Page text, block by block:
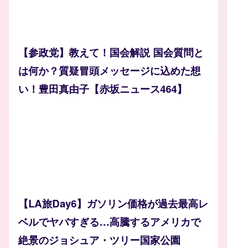
【参政党】教えて！国会解説 国会質問と
は何か？質疑冒頭メッセージに込めた想
い！豊田真由子【赤坂ニュース464】
【LA旅Day6】ガソリン価格が過去最高レ
ベルでヤバすぎる…高騰するアメリカで
絶景のジョシュア・ツリー国家公園